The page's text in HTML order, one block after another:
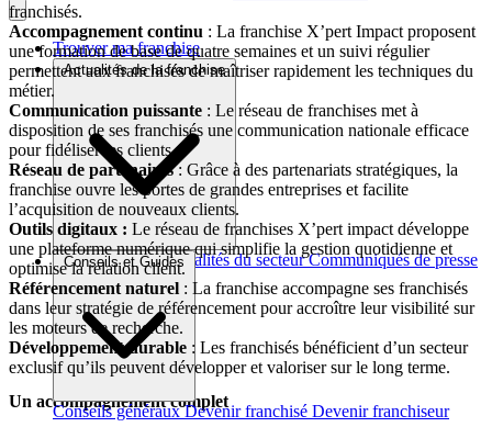
Trouver ma franchise
Actualités de la franchise
Brèves et actusActualités du secteur Communiqués de presse
Interviews
Conseils et Guides
Conseils généraux Devenir franchisé Devenir franchiseur
franchisés.
Accompagnement continu : La franchise X’pert Impact proposent
une formation de base de quatre semaines et un suivi régulier
permettent aux franchisés de maîtriser rapidement les techniques du
métier.
Communication puissante : Le réseau de franchises met à
disposition de ses franchisés une communication nationale efficace
pour fidéliser les clients.
Réseau de partenaires: Grâce à des partenariats stratégiques, la
franchise ouvre les portes de grandes entreprises et facilite
l’acquisition de nouveaux clients.
Outils digitaux : Le réseau de franchises X’pert impact développe
une plateforme numérique qui simplifie la gestion quotidienne et
optimise la relation client.
Référencement naturel : La franchise accompagne ses franchisés
dans leur stratégie de référencement pour accroître leur visibilité sur
les moteurs de recherche.
Développement durable : Les franchisés bénéficient d’un secteur
exclusif qu’ils peuvent développer et valoriser sur le long terme.
Un accompagnement complet